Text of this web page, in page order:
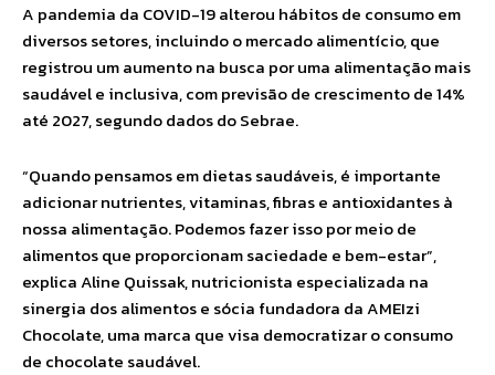
A pandemia da COVID-19 alterou hábitos de consumo em
diversos setores, incluindo o mercado alimentício, que
registrou um aumento na busca por uma alimentação mais
saudável e inclusiva, com previsão de crescimento de 14%
até 2027, segundo dados do Sebrae.
“Quando pensamos em dietas saudáveis, é importante
adicionar nutrientes, vitaminas, fibras e antioxidantes à
nossa alimentação. Podemos fazer isso por meio de
alimentos que proporcionam saciedade e bem-estar”,
explica Aline Quissak, nutricionista especializada na
sinergia dos alimentos e sócia fundadora da AMEIzi
Chocolate, uma marca que visa democratizar o consumo
de chocolate saudável.